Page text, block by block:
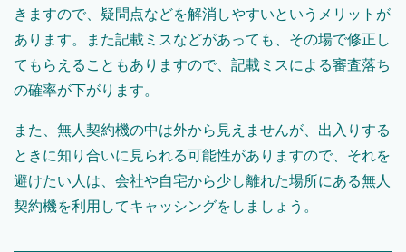
きますので、疑問点などを解消しやすいというメリットが
あります。また記載ミスなどがあっても、その場で修正し
てもらえることもありますので、記載ミスによる審査落ち
の確率が下がります。
また、無人契約機の中は外から見えませんが、出入りする
ときに知り合いに見られる可能性がありますので、それを
避けたい人は、会社や自宅から少し離れた場所にある無人
契約機を利用してキャッシングをしましょう。